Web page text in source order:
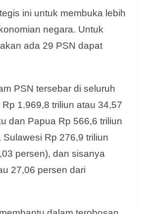
ini untuk membuka lebih
negara. Untuk
ada 29 PSN dapat
PSN tersebar di seluruh
1.969,8 triliun atau 34,57
dan Papua Rp 566,6 triliun
Rp 276,9 triliun
persen), dan sisanya
27,06 persen dari